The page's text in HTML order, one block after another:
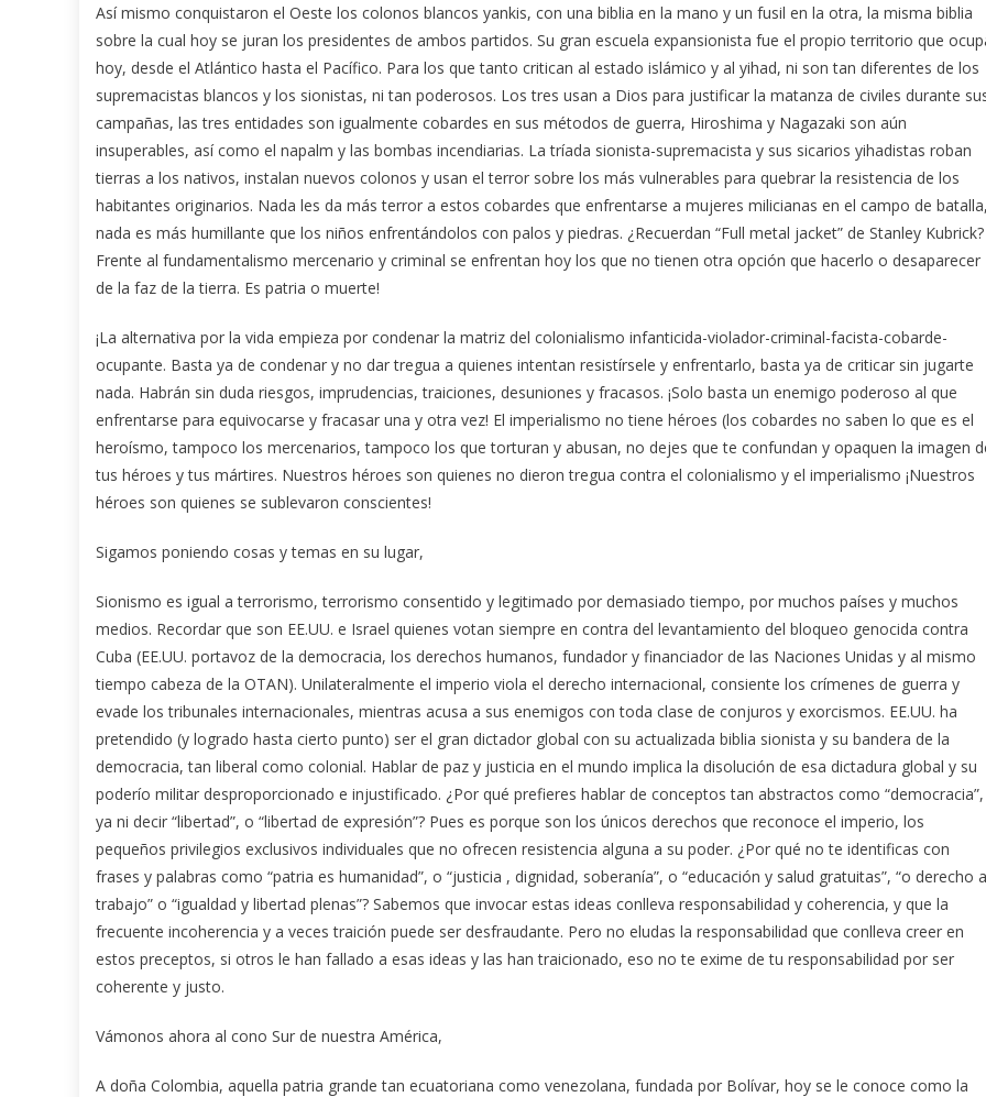
Así mismo conquistaron el Oeste los colonos blancos yankis, con una biblia en la mano y un fusil en la otra, la misma biblia
sobre la cual hoy se juran los presidentes de ambos partidos. Su gran escuela expansionista fue el propio territorio que
hoy, desde el Atlántico hasta el Pacífico. Para los que tanto critican al estado islámico y al yihad, ni son tan diferentes de los
supremacistas blancos y los sionistas, ni tan poderosos. Los tres usan a Dios para justificar la matanza de civiles durante
campañas, las tres entidades son igualmente cobardes en sus métodos de guerra, Hiroshima y Nagazaki son aún
insuperables, así como el napalm y las bombas incendiarias. La tríada sionista-supremacista y sus sicarios yihadistas roban
tierras a los nativos, instalan nuevos colonos y usan el terror sobre los más vulnerables para quebrar la resistencia de los
habitantes originarios. Nada les da más terror a estos cobardes que enfrentarse a mujeres milicianas en el campo de
nada es más humillante que los niños enfrentándolos con palos y piedras. ¿Recuerdan “Full metal jacket” de Stanley Kubrick?
Frente al fundamentalismo mercenario y criminal se enfrentan hoy los que no tienen otra opción que hacerlo o desaparecer
de la faz de la tierra. Es patria o muerte!
¡La alternativa por la vida empieza por condenar la matriz del colonialismo infanticida-violador-criminal-facista-cobarde-
ocupante. Basta ya de condenar y no dar tregua a quienes intentan resistírsele y enfrentarlo, basta ya de criticar sin jugarte
nada. Habrán sin duda riesgos, imprudencias, traiciones, desuniones y fracasos. ¡Solo basta un enemigo poderoso al que
enfrentarse para equivocarse y fracasar una y otra vez! El imperialismo no tiene héroes (los cobardes no saben lo que es el
heroísmo, tampoco los mercenarios, tampoco los que torturan y abusan, no dejes que te confundan y opaquen la imagen
tus héroes y tus mártires. Nuestros héroes son quienes no dieron tregua contra el colonialismo y el imperialismo ¡Nuestros
héroes son quienes se sublevaron conscientes!
Sigamos poniendo cosas y temas en su lugar,
Sionismo es igual a terrorismo, terrorismo consentido y legitimado por demasiado tiempo, por muchos países y muchos
medios. Recordar que son EE.UU. e Israel quienes votan siempre en contra del levantamiento del bloqueo genocida contra
Cuba (EE.UU. portavoz de la democracia, los derechos humanos, fundador y financiador de las Naciones Unidas y al mismo
tiempo cabeza de la OTAN). Unilateralmente el imperio viola el derecho internacional, consiente los crímenes de guerra y
evade los tribunales internacionales, mientras acusa a sus enemigos con toda clase de conjuros y exorcismos. EE.UU. ha
pretendido (y logrado hasta cierto punto) ser el gran dictador global con su actualizada biblia sionista y su bandera de la
democracia, tan liberal como colonial. Hablar de paz y justicia en el mundo implica la disolución de esa dictadura global y su
poderío militar desproporcionado e injustificado. ¿Por qué prefieres hablar de conceptos tan abstractos como “democracia”,
ya ni decir “libertad”, o “libertad de expresión”? Pues es porque son los únicos derechos que reconoce el imperio, los
pequeños privilegios exclusivos individuales que no ofrecen resistencia alguna a su poder. ¿Por qué no te identificas con
frases y palabras como “patria es humanidad”, o “justicia , dignidad, soberanía”, o “educación y salud gratuitas”, “o derecho
trabajo” o “igualdad y libertad plenas”? Sabemos que invocar estas ideas conlleva responsabilidad y coherencia, y que la
frecuente incoherencia y a veces traición puede ser desfraudante. Pero no eludas la responsabilidad que conlleva creer en
estos preceptos, si otros le han fallado a esas ideas y las han traicionado, eso no te exime de tu responsabilidad por ser
coherente y justo.
Vámonos ahora al cono Sur de nuestra América,
A doña Colombia, aquella patria grande tan ecuatoriana como venezolana, fundada por Bolívar, hoy se le conoce como la